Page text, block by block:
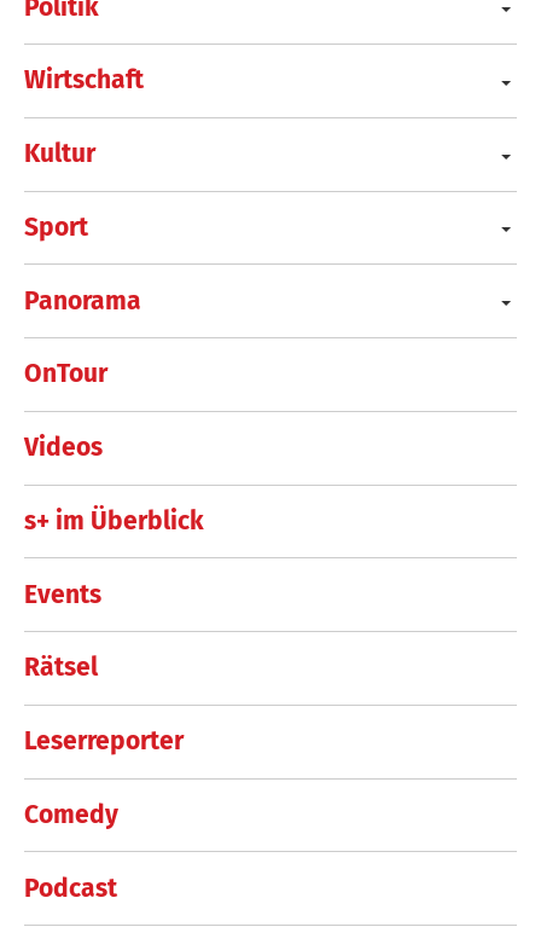
Politik
Wirtschaft
Kultur
Sport
Panorama
OnTour
Videos
s+ im Überblick
Events
Rätsel
Leserreporter
Comedy
Podcast